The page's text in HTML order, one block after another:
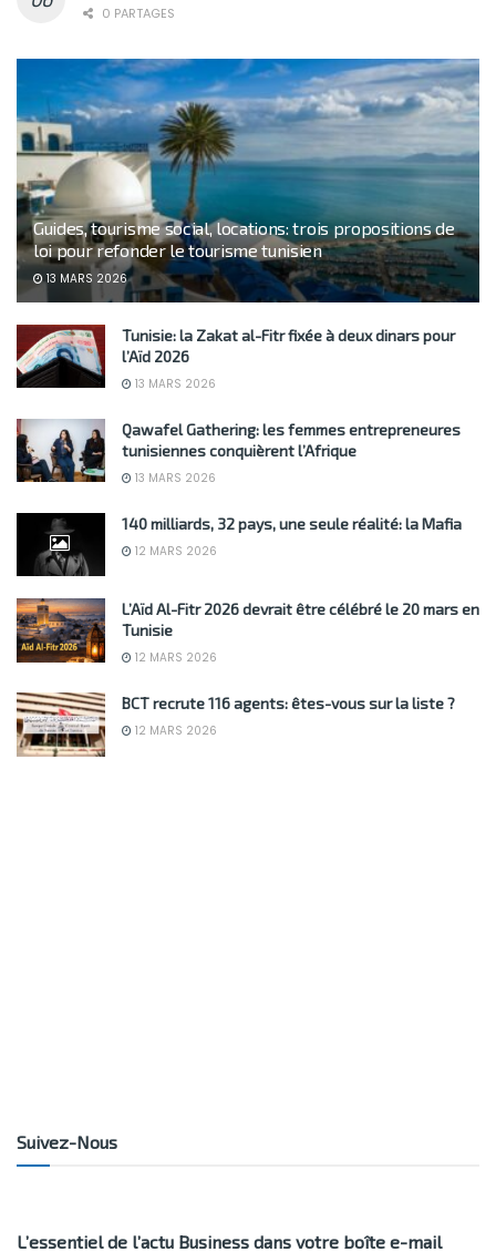
0 PARTAGES
Guides, tourisme social, locations: trois propositions de
loi pour refonder le tourisme tunisien
13 MARS 2026
Tunisie: la Zakat al-Fitr fixée à deux dinars pour
l’Aïd 2026
13 MARS 2026
Qawafel Gathering: les femmes entrepreneures
tunisiennes conquièrent l’Afrique
13 MARS 2026
140 milliards, 32 pays, une seule réalité: la Mafia
12 MARS 2026
L’Aïd Al-Fitr 2026 devrait être célébré le 20 mars en
Tunisie
12 MARS 2026
BCT recrute 116 agents: êtes-vous sur la liste ?
12 MARS 2026
Suivez-Nous
L’essentiel de l’actu Business dans votre boîte e-mail